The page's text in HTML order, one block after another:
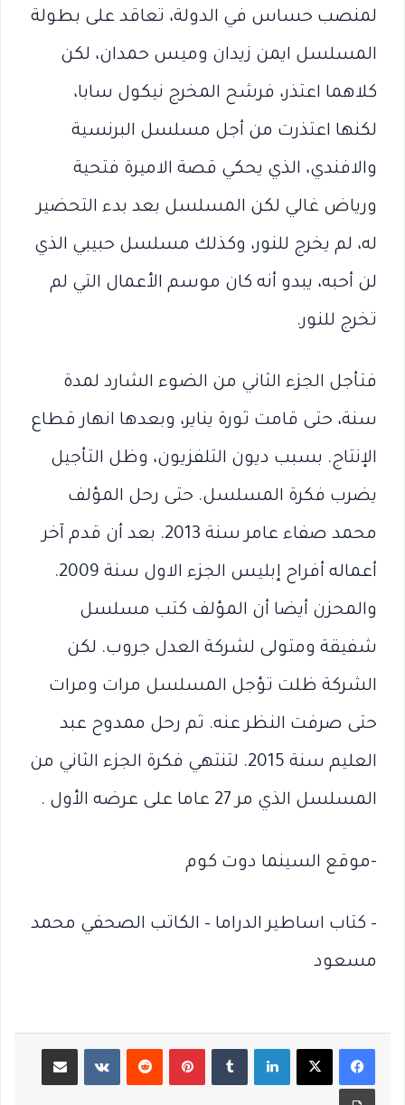
لمنصب حساس في الدولة، تعاقد على بطولة
المسلسل ايمن زيدان وميس حمدان، لكن
كلاهما اعتذر، فرشح المخرج نيكول سابا،
لكنها اعتذرت من أجل مسلسل البرنسية
والافندي، الذي يحكي قصة الاميرة فتحية
ورياض غالي لكن المسلسل بعد بدء التحضير
له، لم يخرج للنور، وكذلك مسلسل حبيبي الذي
لن أحبه، يبدو أنه كان موسم الأعمال التي لم
تخرج للنور.
فتأجل الجزء الثاني من الضوء الشارد لمدة
سنة، حتى قامت ثورة يناير، وبعدها انهار قطاع
الإنتاج. بسبب ديون التلفزيون، وظل التأجيل
يضرب فكرة المسلسل. حتى رحل المؤلف
محمد صفاء عامر سنة 2013. بعد أن قدم آخر
أعماله أفراح إبليس الجزء الاول سنة 2009.
والمحزن أيضا أن المؤلف كتب مسلسل
شفيقة ومتولى لشركة العدل جروب. لكن
الشركة ظلت تؤجل المسلسل مرات ومرات
حتى صرفت النظر عنه. ثم رحل ممدوح عبد
العليم سنة 2015. لتنتهي فكرة الجزء الثاني من
المسلسل الذي مر 27 عاما على عرضه الأول .
-موقع السينما دوت كوم
– كتاب اساطير الدراما – الكاتب الصحفي محمد
مسعود
لينكدإن بينتيريست مشاركة عبر البريد
طباعة